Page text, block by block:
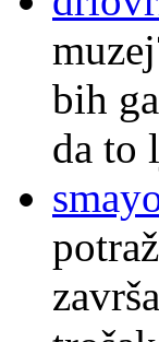
bih
da to